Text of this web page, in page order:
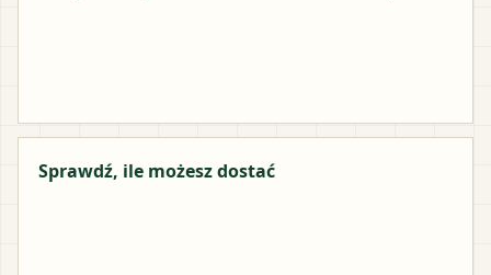
Sprawdź, ile możesz dostać